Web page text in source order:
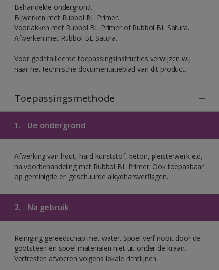
Behandelde ondergrond.
Bijwerken met Rubbol BL Primer.
Voorlakken met Rubbol BL Primer of Rubbol BL Satura.
Afwerken met Rubbol BL Satura.
Voor gedetailleerde toepassingsinstructies verwijzen wij
naar het technische documentatieblad van dit product.
Toepassingsmethode
1. De ondergrond
Afwerking van hout, hard kunststof, beton, pleisterwerk e.d,
na voorbehandeling met Rubbol BL Primer. Ook toepasbaar
op gereinigde en geschuurde alkydharsverflagen.
2. Na gebruik
Reiniging gereedschap met water. Spoel verf nooit door de
gootsteen en spoel materialen niet uit onder de kraan.
Verfresten afvoeren volgens lokale richtlijnen.